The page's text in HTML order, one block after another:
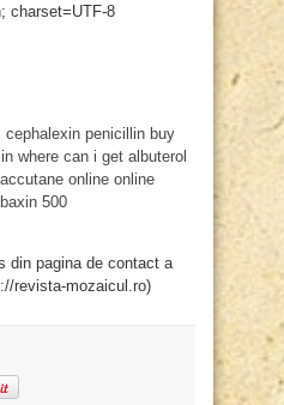
charset=UTF-8
cephalexin penicillin buy
where can i get albuterol
online online
500
din pagina de contact a
revista-mozaicul.ro)